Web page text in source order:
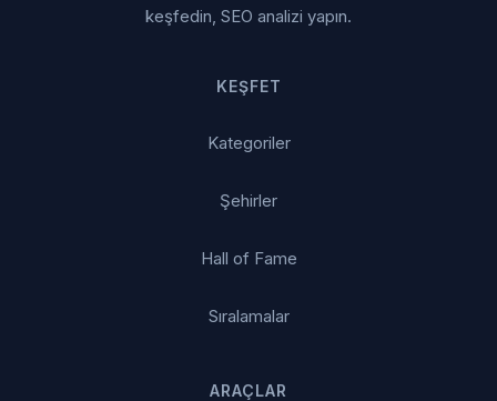
keşfedin, SEO analizi yapın.
KEŞFET
Kategoriler
Şehirler
Hall of Fame
Sıralamalar
ARAÇLAR